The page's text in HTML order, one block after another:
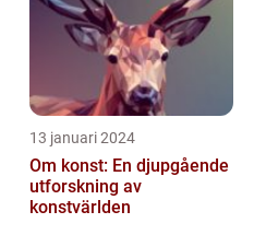
13 januari 2024
Om konst: En djupgående
utforskning av
konstvärlden